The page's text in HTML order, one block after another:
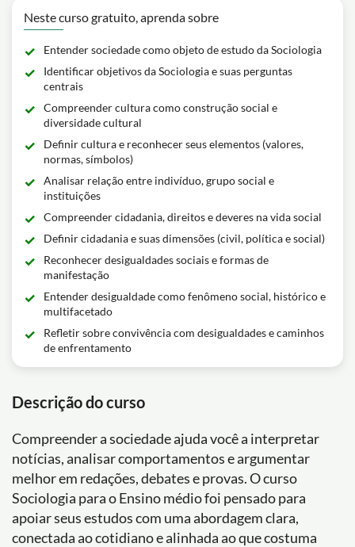
Neste curso gratuito, aprenda sobre
Entender sociedade como objeto de estudo da Sociologia
Identificar objetivos da Sociologia e suas perguntas
centrais
Compreender cultura como construção social e
diversidade cultural
Definir cultura e reconhecer seus elementos (valores,
normas, símbolos)
Analisar relação entre indivíduo, grupo social e
instituições
Compreender cidadania, direitos e deveres na vida social
Definir cidadania e suas dimensões (civil, política e social)
Reconhecer desigualdades sociais e formas de
manifestação
Entender desigualdade como fenômeno social, histórico e
multifacetado
Refletir sobre convivência com desigualdades e caminhos
de enfrentamento
Descrição do curso
Compreender a sociedade ajuda você a interpretar
notícias, analisar comportamentos e argumentar
melhor em redações, debates e provas. O curso
Sociologia para o Ensino médio foi pensado para
apoiar seus estudos com uma abordagem clara,
conectada ao cotidiano e alinhada ao que costuma